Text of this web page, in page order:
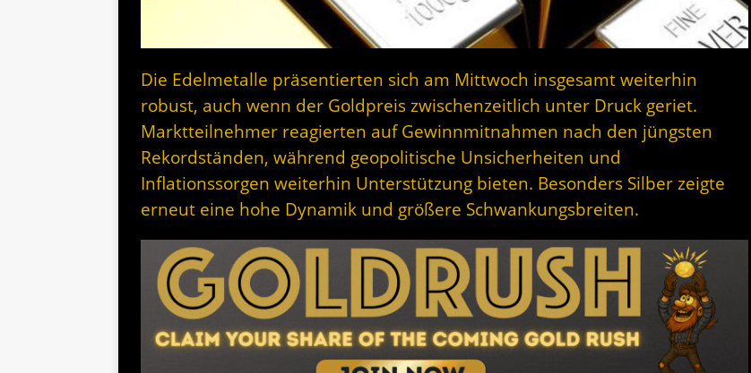
Die Edelmetalle präsentierten sich am Mittwoch insgesamt weiterhin
robust, auch wenn der Goldpreis zwischenzeitlich unter Druck geriet.
Marktteilnehmer reagierten auf Gewinnmitnahmen nach den jüngsten
Rekordständen, während geopolitische Unsicherheiten und
Inflationssorgen weiterhin Unterstützung bieten. Besonders Silber zeigte
erneut eine hohe Dynamik und größere Schwankungsbreiten.